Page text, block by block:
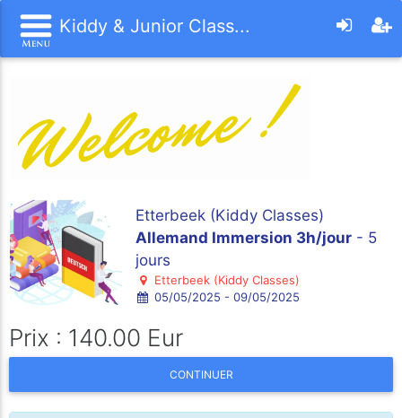
Kiddy & Junior Class...
Etterbeek (Kiddy Classes)
Allemand Immersion 3h/jour - 5
jours
Etterbeek (Kiddy Classes)
05/05/2025 - 09/05/2025
Prix : 140.00 Eur
CONTINUER